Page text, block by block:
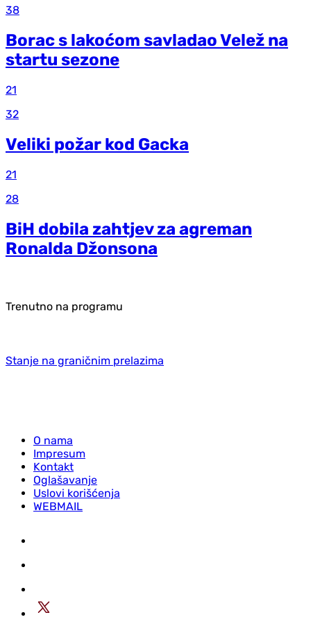
38
Borac s lakoćom savladao Velež na
startu sezone
21
32
Veliki požar kod Gacka
21
28
BiH dobila zahtjev za agreman
Ronalda Džonsona
Trenutno na programu
Stanje na graničnim prelazima
O nama
Impresum
Kontakt
Oglašavanje
Uslovi korišćenja
WEBMAIL